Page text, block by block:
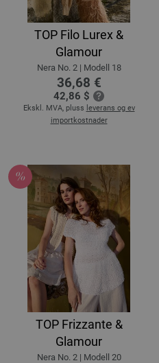
TOP Filo Lurex &
Glamour
Nera No. 2 | Modell 18
36,68 €
42,86 $
Ekskl. MVA, pluss leverans og ev
importkostnader
TOP Frizzante &
Glamour
Nera No. 2 | Modell 20